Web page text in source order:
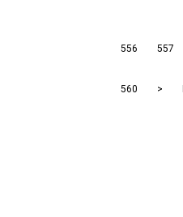
556 557
560 >